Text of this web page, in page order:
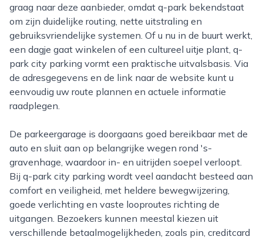
graag naar deze aanbieder, omdat q-park bekendstaat
om zijn duidelijke routing, nette uitstraling en
gebruiksvriendelijke systemen. Of u nu in de buurt werkt,
een dagje gaat winkelen of een cultureel uitje plant, q-
park city parking vormt een praktische uitvalsbasis. Via
de adresgegevens en de link naar de website kunt u
eenvoudig uw route plannen en actuele informatie
raadplegen.
De parkeergarage is doorgaans goed bereikbaar met de
auto en sluit aan op belangrijke wegen rond 's-
gravenhage, waardoor in- en uitrijden soepel verloopt.
Bij q-park city parking wordt veel aandacht besteed aan
comfort en veiligheid, met heldere bewegwijzering,
goede verlichting en vaste looproutes richting de
uitgangen. Bezoekers kunnen meestal kiezen uit
verschillende betaalmogelijkheden, zoals pin, creditcard